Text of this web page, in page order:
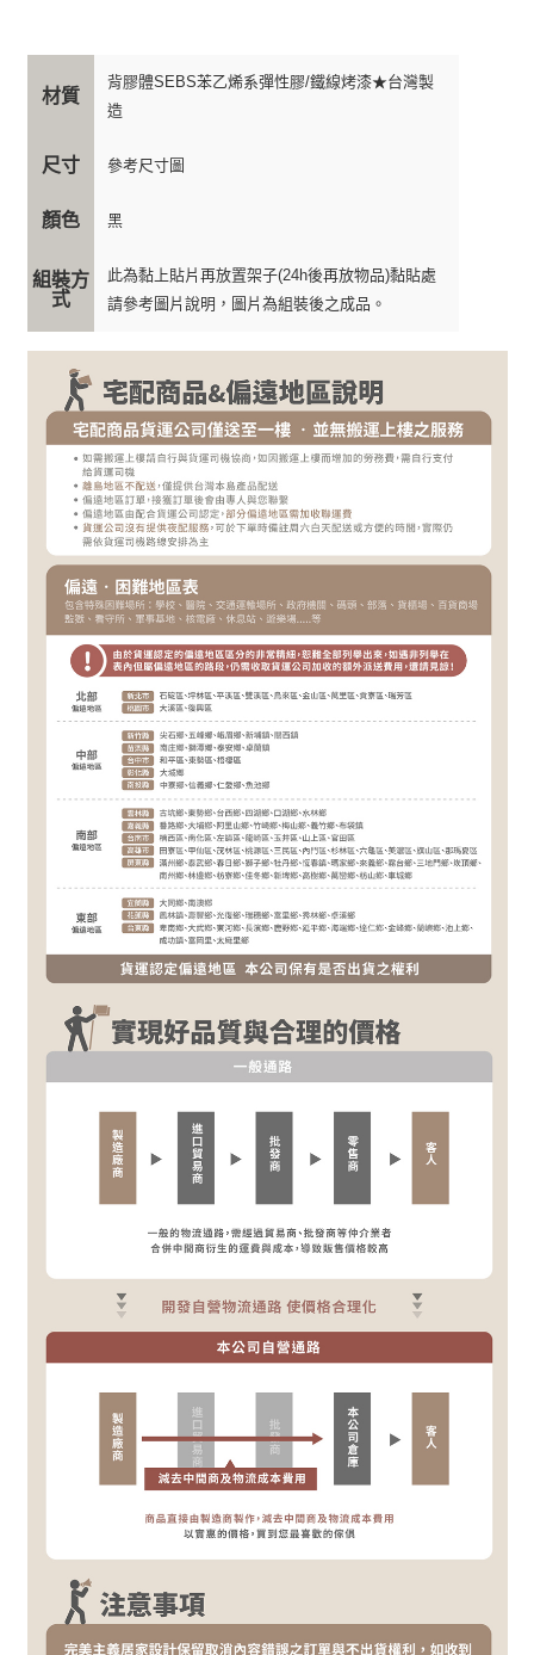
材質
背膠體SEBS苯乙烯系彈性膠/鐵線烤漆★台灣製
造
尺寸 參考尺寸圖
顏色 黑
組裝方
式
此為黏上貼片再放置架子(24h後再放物品)黏貼處
請參考圖片說明，圖片為組裝後之成品。